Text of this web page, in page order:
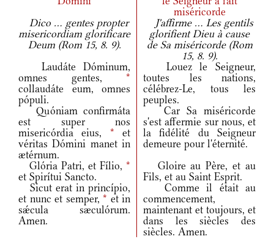
miséricorde
Dico ... gentes propter
misericordiam glorificare
Deum (Rom 15, 8. 9).
J'affirme ... Les gentils
glorifient Dieu à cause
de Sa miséricorde (Rom
15, 8. 9).
Laudáte Dóminum,
omnes gentes, *
collaudáte eum, omnes
pópuli.
Louez le Seigneur,
toutes les nations,
célébrez-Le, tous les
peuples.
Quóniam confirmáta
est super nos
misericórdia eius, * et
véritas Dómini manet in
ætérnum.
Car Sa miséricorde
s'est affermie sur nous, et
la fidélité du Seigneur
demeure pour l'éternité.
Glória Patri, et Fílio, *
et Spirítui Sancto.
Gloire au Père, et au
Fils, et au Saint Esprit.
Sicut erat in princípio,
et nunc et semper, * et in
sǽcula sæculórum.
Amen.
Comme il était au
commencement,
maintenant et toujours, et
dans les siècles des
siècles. Amen.